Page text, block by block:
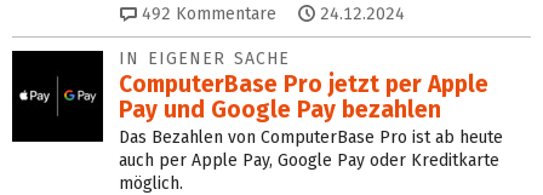
492 Kommentare 24.12.2024
IN EIGENER SACHE
ComputerBase Pro jetzt per Apple
Pay und Google Pay bezahlen
Das Bezahlen von ComputerBase Pro ist ab heute
auch per Apple Pay, Google Pay oder Kreditkarte
möglich.